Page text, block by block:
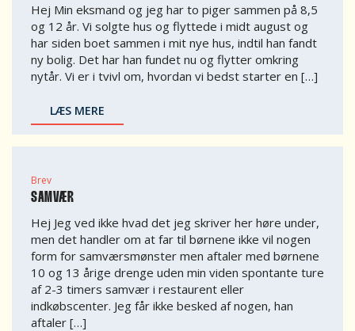
Hej Min eksmand og jeg har to piger sammen på 8,5
og 12 år. Vi solgte hus og flyttede i midt august og
har siden boet sammen i mit nye hus, indtil han fandt
ny bolig. Det har han fundet nu og flytter omkring
nytår. Vi er i tvivl om, hvordan vi bedst starter en […]
LÆS MERE
Brev
SAMVÆR
Hej Jeg ved ikke hvad det jeg skriver her høre under,
men det handler om at far til børnene ikke vil nogen
form for samværsmønster men aftaler med børnene
10 og 13 årige drenge uden min viden spontante ture
af 2-3 timers samvær i restaurent eller
indkøbscenter. Jeg får ikke besked af nogen, han
aftaler […]